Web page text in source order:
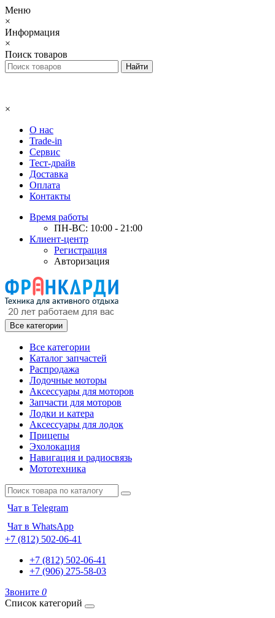
Меню
×
Информация
×
Поиск товаров
×
О нас
Trade-in
Сервис
Тест-драйв
Доставка
Оплата
Контакты
Время работы
ПН-ВС: 10:00 - 21:00
Клиент-центр
Регистрация
Авторизация
Все категории
Все категории
Каталог запчастей
Распродажа
Лодочные моторы
Аксессуары для моторов
Запчасти для моторов
Лодки и катера
Аксессуары для лодок
Прицепы
Эхолокация
Навигация и радиосвязь
Мототехника
Чат в Telegram
Чат в WhatsApp
+7 (812) 502-06-41
+7 (812) 502-06-41
+7 (906) 275-58-03
Звоните 0
Список категорий